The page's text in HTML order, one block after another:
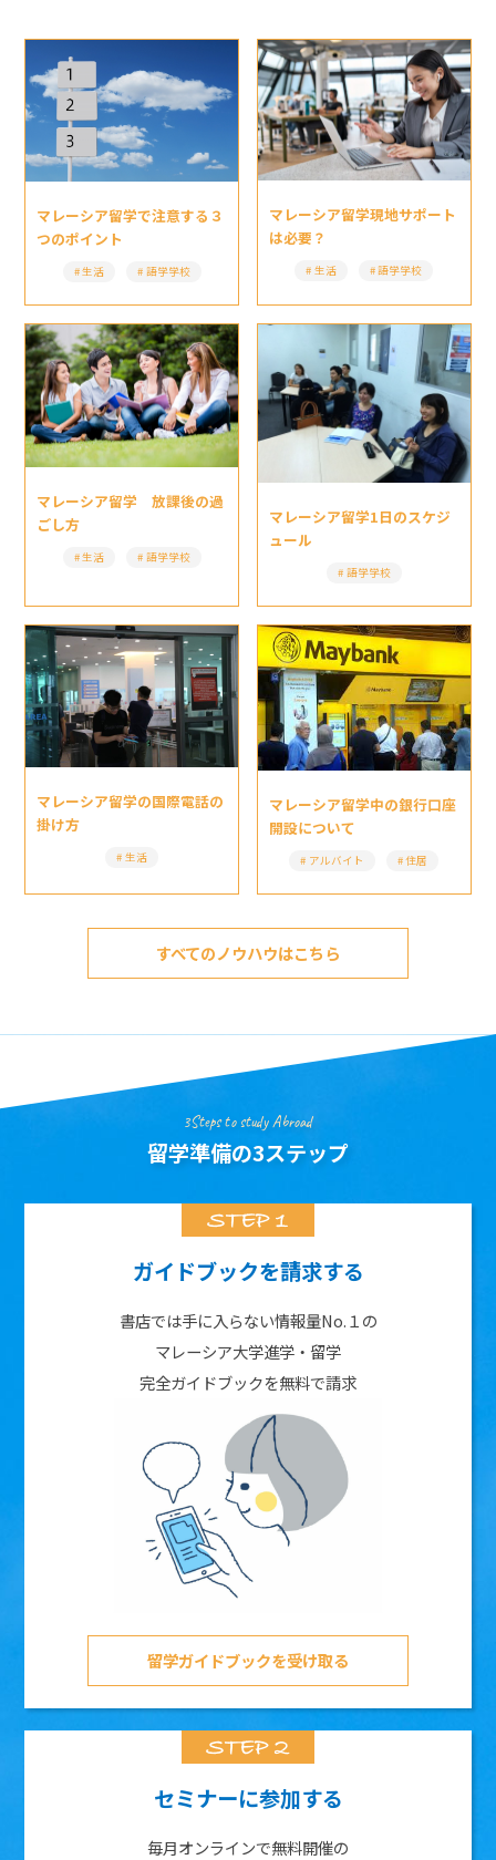
マレーシア留学で注意する３
つのポイント
生活 語学学校
マレーシア留学現地サポート
は必要？
生活 語学学校
マレーシア留学 放課後の過
ごし方
生活 語学学校
マレーシア留学1日のスケジ
ュール
語学学校
マレーシア留学の国際電話の
掛け方
生活
マレーシア留学中の銀行口座
開設について
アルバイト 住居
すべてのノウハウはこちら
3Steps to study Abroad
留学準備の3ステップ
ガイドブックを請求する
書店では手に入らない情報量No.１の
マレーシア大学進学・留学
完全ガイドブックを無料で請求
留学ガイドブックを受け取る
セミナーに参加する
毎月オンラインで無料開催の